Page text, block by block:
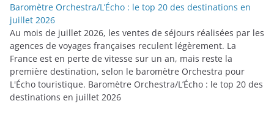
Baromètre Orchestra/L’Écho : le top 20 des destinations en
juillet 2026
Au mois de juillet 2026, les ventes de séjours réalisées par les
agences de voyages françaises reculent légèrement. La
France est en perte de vitesse sur un an, mais reste la
première destination, selon le baromètre Orchestra pour
L'Écho touristique. Baromètre Orchestra/L’Écho : le top 20 des
destinations en juillet 2026